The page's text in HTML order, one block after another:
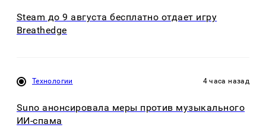
Steam до 9 августа бесплатно отдает игру
Breathedge
Технологии 4 часа назад
Suno анонсировала меры против музыкального
ИИ-спама